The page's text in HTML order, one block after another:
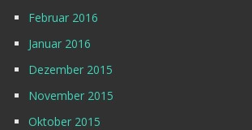
Februar 2016
Januar 2016
Dezember 2015
November 2015
Oktober 2015